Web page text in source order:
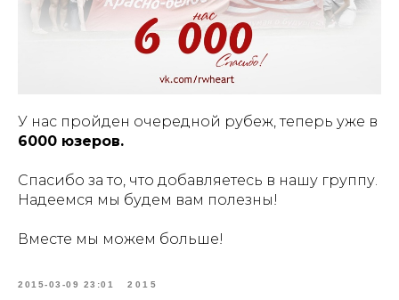
У нас пройден очередной рубеж, теперь уже в
6000 юзеров.
Спасибо за то, что добавляетесь в нашу группу.
Надеемся мы будем вам полезны!
Вместе мы можем больше!
2015-03-09 23:01 2015